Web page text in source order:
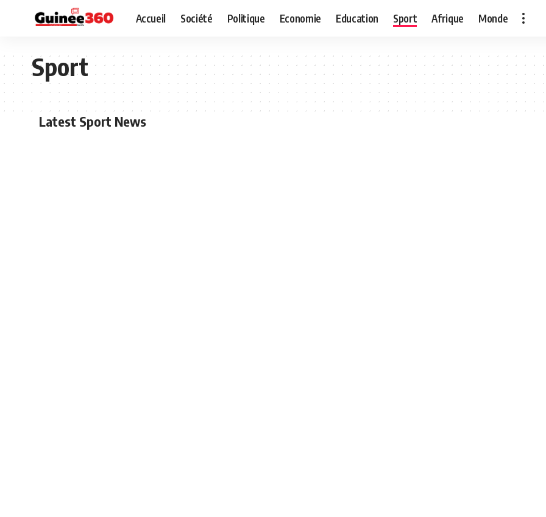
Accueil Société Politique Economie Education Sport Afrique Monde
Sport
Latest Sport News